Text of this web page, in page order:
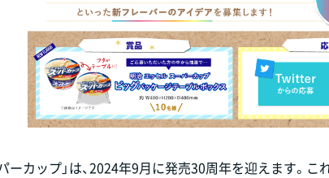
ーカップ」は、2024年9月に発売30周年を迎えます。